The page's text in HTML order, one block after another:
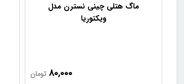
ماگ هتلی چینی نسترن مدل
ویکتوریا
80,000 تومان